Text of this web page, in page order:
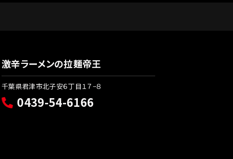
激辛ラーメンの拉麺帝王
千葉県君津市北子安６丁目１７−８
0439-54-6166